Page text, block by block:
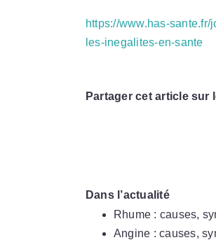
https://www.has-
les-inegalites-en-sante
Partager cet article sur
Dans l’actualité
Rhume : causes,
Angine : causes,